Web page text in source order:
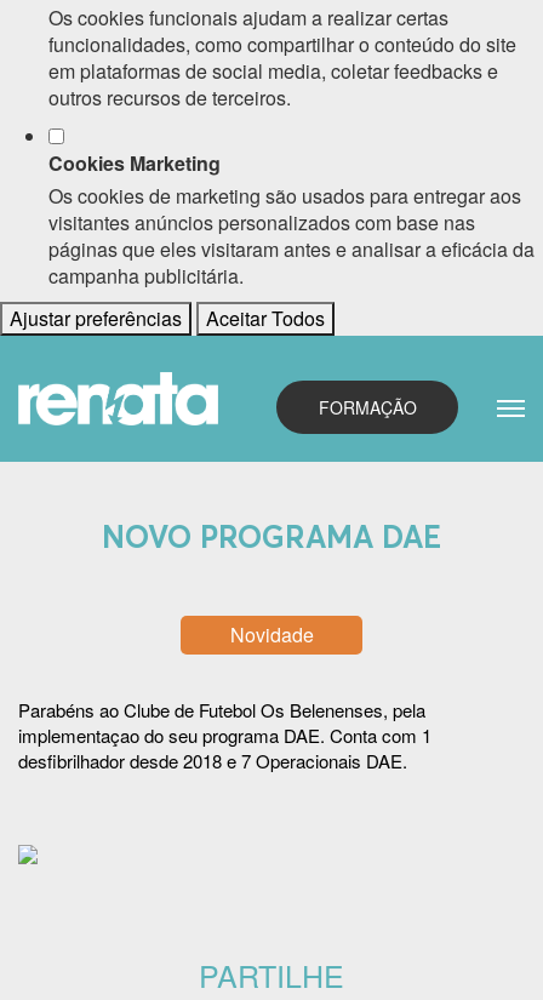
Os cookies funcionais ajudam a realizar certas
funcionalidades, como compartilhar o conteúdo do site
em plataformas de social media, coletar feedbacks e
outros recursos de terceiros.
Cookies Marketing
Os cookies de marketing são usados para entregar aos
visitantes anúncios personalizados com base nas
páginas que eles visitaram antes e analisar a eficácia da
campanha publicitária.
Ajustar preferências
Aceitar Todos
FORMAÇÃO
NOVO PROGRAMA DAE
Novidade
Parabéns ao Clube de Futebol Os Belenenses, pela
implementaçao do seu programa DAE. Conta com 1
desfibrilhador desde 2018 e 7 Operacionais DAE.
PARTILHE